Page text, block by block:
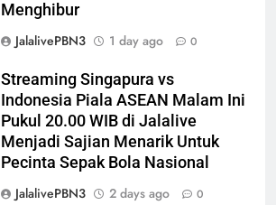
Menghibur
JalalivePBN3
1 day ago 0
Streaming Singapura vs
Indonesia Piala ASEAN Malam Ini
Pukul 20.00 WIB di Jalalive
Menjadi Sajian Menarik Untuk
Pecinta Sepak Bola Nasional
JalalivePBN3
2 days ago 0